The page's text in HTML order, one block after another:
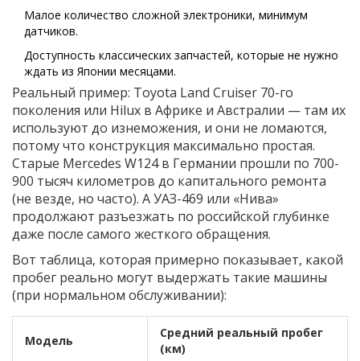
Малое количество сложной электроники, минимум
датчиков.
Доступность классических запчастей, которые не нужно
ждать из Японии месяцами.
Реальный пример: Toyota Land Cruiser 70-го
поколения или Hilux в Африке и Австралии — там их
используют до изнеможения, и они не ломаются,
потому что конструкция максимально простая.
Старые Mercedes W124 в Германии прошли по 700-
900 тысяч километров до капитального ремонта
(не везде, но часто). А УАЗ-469 или «Нива»
продолжают разъезжать по российской глубинке
даже после самого жесткого обращения.
Вот таблица, которая примерно показывает, какой
пробег реально могут выдержать такие машины
(при нормальном обслуживании):
Модель
Средний реальный пробег
(км)